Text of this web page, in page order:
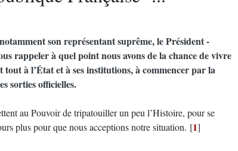
son représentant suprême, le Président -
rappeler à quel point nous avons de la chance de vivre
à l’État et à ses institutions, à commencer par la
sorties officielles.
au Pouvoir de tripatouiller un peu l’Histoire, pour se
plus pour que nous acceptions notre situation. [1]